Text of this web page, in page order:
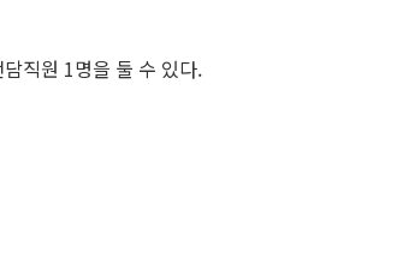
직원 1명을 둘 수 있다.